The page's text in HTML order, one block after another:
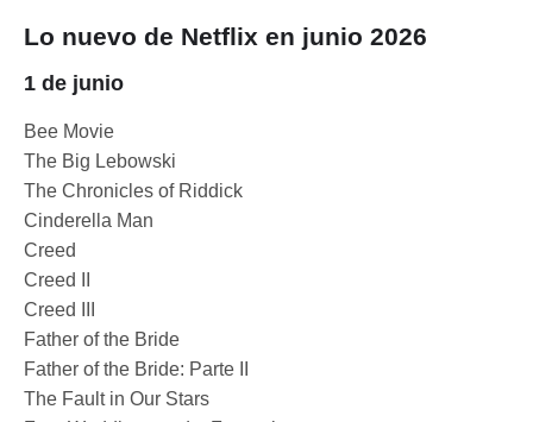
Lo nuevo de Netflix en junio 2026
1 de junio
Bee Movie
The Big Lebowski
The Chronicles of Riddick
Cinderella Man
Creed
Creed II
Creed III
Father of the Bride
Father of the Bride: Parte II
The Fault in Our Stars